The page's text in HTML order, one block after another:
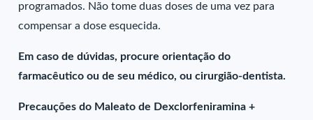
programados. Não tome duas doses de uma vez para
compensar a dose esquecida.
Em caso de dúvidas, procure orientação do
farmacêutico ou de seu médico, ou cirurgião-dentista.
Precauções do Maleato de Dexclorfeniramina +